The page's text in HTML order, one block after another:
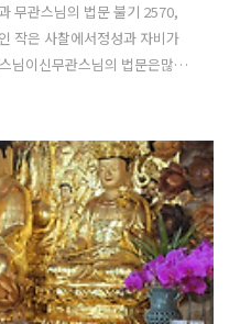
무관스님의 법문 불기 2570,
작은 사찰에서정성과 자비가
님이신무관스님의 법문은많은
. ※봉축법회 준비▲ 대웅전 부
님을 모신 법당에는연등 불빛
심 공양 준비 완료새벽같이 일
니다. ▲ 나눠 줄 백설기와 물 ▲
당일 접수 후 연등을 달며가족
있었습니다. ▲ 차 준비매실과